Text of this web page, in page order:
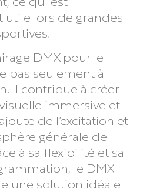
lors de grandes
DMX pour le
pas seulement à
Il contribue à créer
immersive et
de l’excitation et
générale de
à sa flexibilité et sa
le DMX
une solution idéale